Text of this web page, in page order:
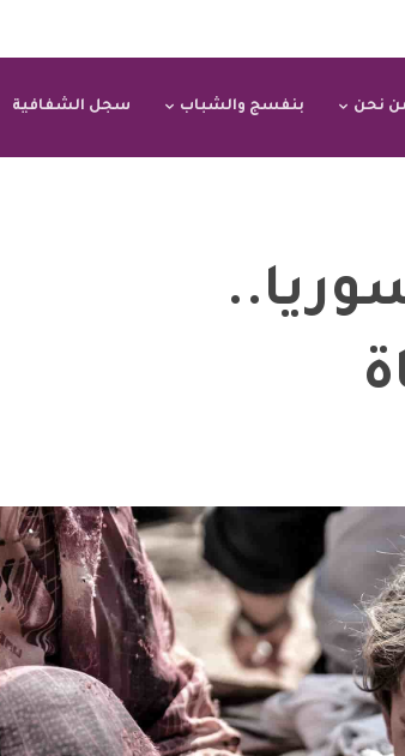
نحن بنفسج والشباب سجل الشفافية